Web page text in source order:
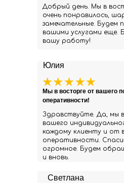
Юлия
Здравствуйте. Да, мы
вашего
каждому клиенту и от
оперативности.
огромное. Будем
и вновь.
Мы в восторге от вашего
оперативности!
Светлана
Добрый день. Мы в
очень понравилось,
замечательные. Будем
вашими услугами еще.
вашу работу!